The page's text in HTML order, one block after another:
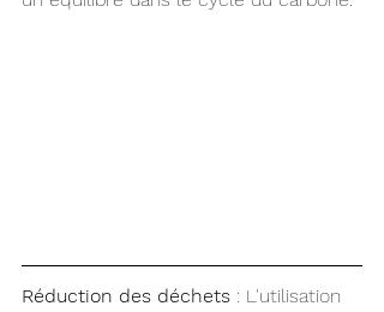
Réduction des déchets : L'utilisation